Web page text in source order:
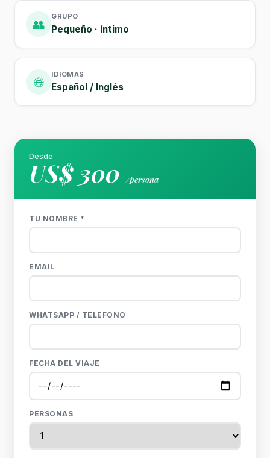
👥
GRUPO
Pequeño · íntimo
🌐
IDIOMAS
Español / Inglés
Desde
US$ 300 /persona
TU NOMBRE *
EMAIL
WHATSAPP / TELEFONO
FECHA DEL VIAJE
PERSONAS